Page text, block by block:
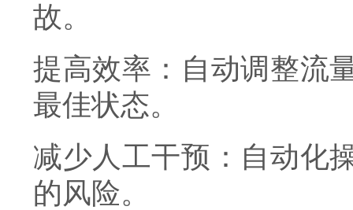
故。
提高效率：自动调整流
最佳状态。
减少人工干预：自动化
的风险。